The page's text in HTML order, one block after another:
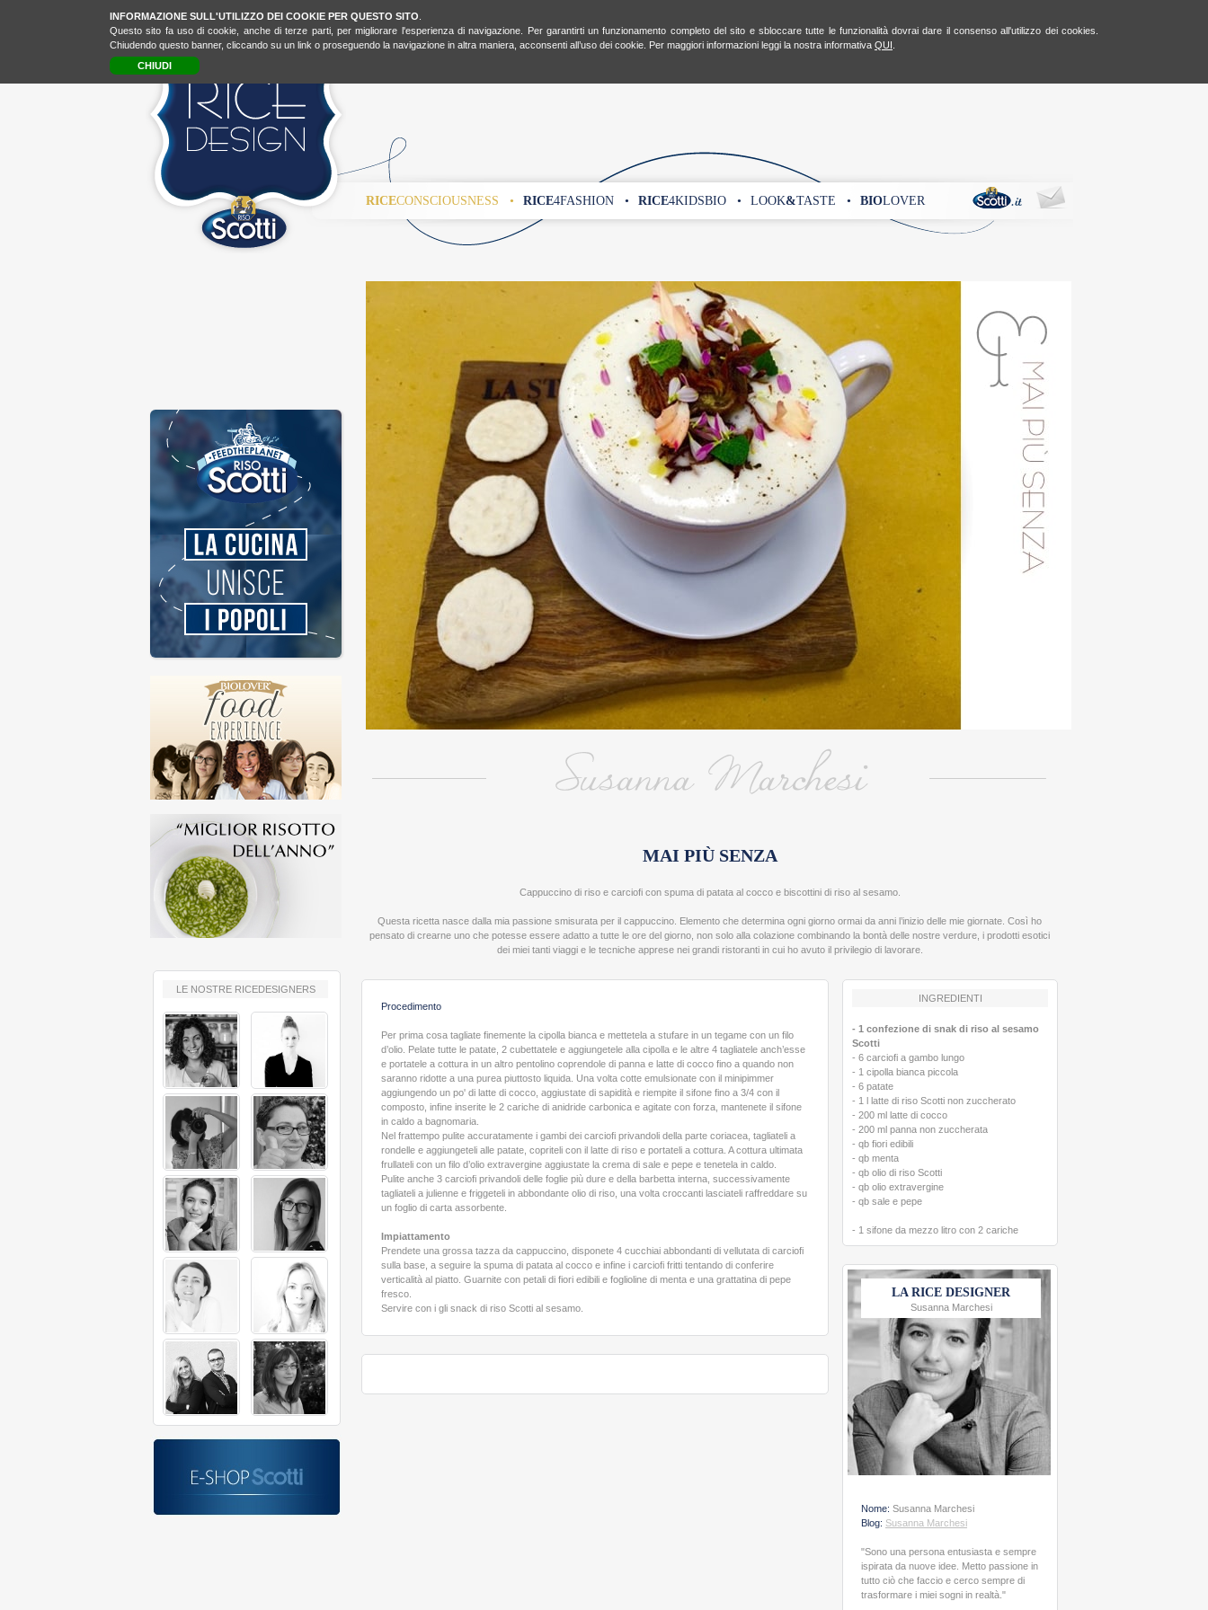
INFORMAZIONE SULL'UTILIZZO DEI COOKIE PER QUESTO SITO
Questo sito fa uso di cookie, anche di terze parti, per migliorare l'esperienza di navigazione. Per garantirti un funzionamento completo del sito e sbloccare tutte le funzionalità dovrai dare il consenso all'utilizzo dei cookies.
Chiudendo questo banner, cliccando su un link o proseguendo la navigazione in altra maniera, acconsenti all’uso dei cookie. Per maggiori informazioni leggi la nostra informativa QUI
CHIUDI
RICECONSCIOUSNESS • RICE4FASHION • RICE4KIDSBIO • LOOK&TASTE • BIOLOVER
LE NOSTRE RICEDESIGNERS
MAI PIÙ SENZA
Cappuccino di riso e carciofi con spuma di patata al cocco e biscottini di riso al sesamo.
Questa ricetta nasce dalla mia passione smisurata per il cappuccino. Elemento che determina ogni giorno ormai da anni l’inizio delle mie giornate. Così ho
pensato di crearne uno che potesse essere adatto a tutte le ore del giorno, non solo alla colazione combinando la bontà delle nostre verdure, i prodotti esotici
dei miei tanti viaggi e le tecniche apprese nei grandi ristoranti in cui ho avuto il privilegio di lavorare.
Procedimento
Per prima cosa tagliate finemente la cipolla bianca e mettetela a stufare in un tegame con un filo
d’olio. Pelate tutte le patate, 2 cubettatele e aggiungetele alla cipolla e le altre 4 tagliatele anch’esse
e portatele a cottura in un altro pentolino coprendole di panna e latte di cocco fino a quando non
saranno ridotte a una purea piuttosto liquida. Una volta cotte emulsionate con il minipimmer
aggiungendo un po' di latte di cocco, aggiustate di sapidità e riempite il sifone fino a 3/4 con il
composto, infine inserite le 2 cariche di anidride carbonica e agitate con forza, mantenete il sifone
in caldo a bagnomaria.
Nel frattempo pulite accuratamente i gambi dei carciofi privandoli della parte coriacea, tagliateli a
rondelle e aggiungeteli alle patate, copriteli con il latte di riso e portateli a cottura. A cottura ultimata
frullateli con un filo d’olio extravergine aggiustate la crema di sale e pepe e tenetela in caldo.
Pulite anche 3 carciofi privandoli delle foglie più dure e della barbetta interna, successivamente
tagliateli a julienne e friggeteli in abbondante olio di riso, una volta croccanti lasciateli raffreddare su
un foglio di carta assorbente.
Impiattamento
Prendete una grossa tazza da cappuccino, disponete 4 cucchiai abbondanti di vellutata di carciofi
sulla base, a seguire la spuma di patata al cocco e infine i carciofi fritti tentando di conferire
verticalità al piatto. Guarnite con petali di fiori edibili e foglioline di menta e una grattatina di pepe
fresco.
Servire con i gli snack di riso Scotti al sesamo.
INGREDIENTI
- 1 confezione di snak di riso al sesamo
Scotti
- 6 carciofi a gambo lungo
- 1 cipolla bianca piccola
- 6 patate
- 1 l latte di riso Scotti non zuccherato
- 200 ml latte di cocco
- 200 ml panna non zuccherata
- qb fiori edibili
- qb menta
- qb olio di riso Scotti
- qb olio extravergine
- qb sale e pepe
- 1 sifone da mezzo litro con 2 cariche
LA RICE DESIGNER
Susanna Marchesi
Nome: Susanna Marchesi
Blog: Susanna Marchesi
"Sono una persona entusiasta e sempre
ispirata da nuove idee. Metto passione in
tutto ciò che faccio e cerco sempre di
trasformare i miei sogni in realtà."